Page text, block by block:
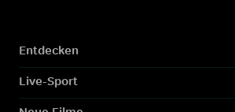
Entdecken
Live-Sport